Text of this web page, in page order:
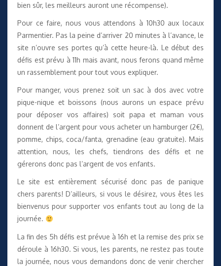
bien sûr, les meilleurs auront une récompense).
Pour ce faire, nous vous attendons à 10h30 aux locaux
Parmentier. Pas la peine d’arriver 20 minutes à l’avance, le
site n’ouvre ses portes qu’à cette heure-là. Le début des
défis est prévu à 11h mais avant, nous ferons quand même
un rassemblement pour tout vous expliquer.
Pour manger, vous prenez soit un sac à dos avec votre
pique-nique et boissons (nous aurons un espace prévu
pour déposer vos affaires) soit papa et maman vous
donnent de l’argent pour vous acheter un hamburger (2€),
pomme, chips, coca/fanta, grenadine (eau gratuite). Mais
attention, nous, les chefs, tiendrons des défis et ne
gérerons donc pas l’argent de vos enfants.
Le site est entièrement sécurisé donc pas de panique
chers parents! D’ailleurs, si vous le désirez, vous êtes les
bienvenus pour supporter vos enfants tout au long de la
journée.
La fin des 5h défis est prévue à 16h et la remise des prix se
déroule à 16h30. Si vous, les parents, ne restez pas toute
la journée, nous vous demandons donc de venir chercher